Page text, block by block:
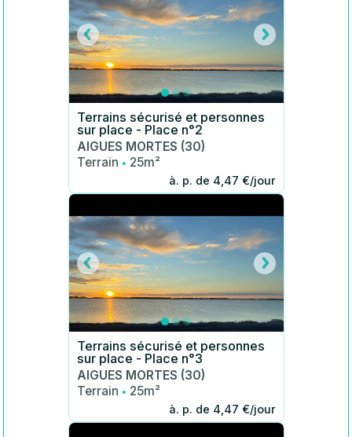
Terrains sécurisé et personnes
sur place - Place n°2
AIGUES MORTES (30)
Terrain · 25m²
à. p. de 4,47 €/jour
Terrains sécurisé et personnes
sur place - Place n°3
AIGUES MORTES (30)
Terrain · 25m²
à. p. de 4,47 €/jour